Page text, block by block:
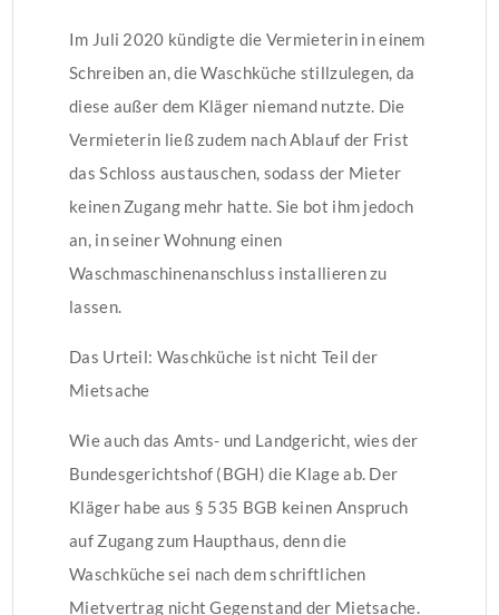
Im Juli 2020 kündigte die Vermieterin in einem
Schreiben an, die Waschküche stillzulegen, da
diese außer dem Kläger niemand nutzte. Die
Vermieterin ließ zudem nach Ablauf der Frist
das Schloss austauschen, sodass der Mieter
keinen Zugang mehr hatte. Sie bot ihm jedoch
an, in seiner Wohnung einen
Waschmaschinenanschluss installieren zu
lassen.
Das Urteil: Waschküche ist nicht Teil der
Mietsache
Wie auch das Amts- und Landgericht, wies der
Bundesgerichtshof (BGH) die Klage ab. Der
Kläger habe aus § 535 BGB keinen Anspruch
auf Zugang zum Haupthaus, denn die
Waschküche sei nach dem schriftlichen
Mietvertrag nicht Gegenstand der Mietsache.